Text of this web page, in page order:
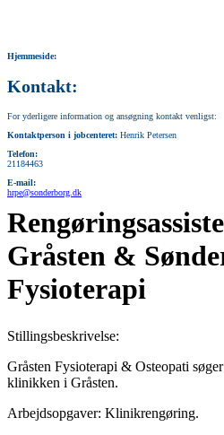
Hjemmeside:
Kontakt:
For yderligere information og ansøgning kontakt venligst:
Kontaktperson i jobcenteret: Henrik Petersen
Telefon:
21184463
E-mail:
hrpe@sonderborg.dk
Gråsten &
Fysioterapi
Stillingsbeskrivelse:
Gråsten Fysioterapi & Osteopati
klinikken i Gråsten.
Arbejdsopgaver: Klinikrengøring.